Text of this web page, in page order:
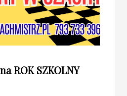
ROK SZKOLNY